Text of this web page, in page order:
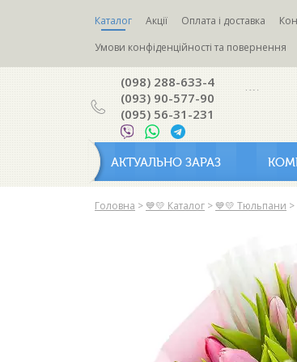
Каталог Акції Оплата і доставка
Умови конфіденційності та повернення
(098) 288-633-4
(093) 90-577-90
(095) 56-31-231
АКТУАЛЬНО ЗАРАЗ
Головна > 💙💛 Каталог > 💙💛 Тюльпани >